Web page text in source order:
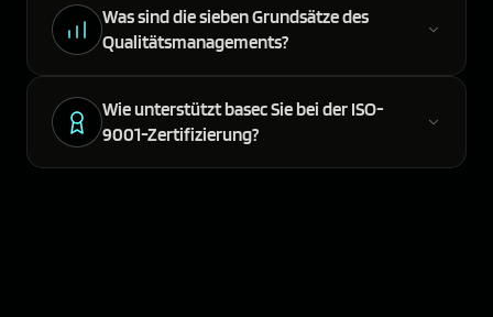
Was sind die sieben Grundsätze des
Qualitätsmanagements?
Wie unterstützt basec Sie bei der ISO-
9001-Zertifizierung?